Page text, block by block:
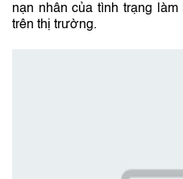
nạn nhân của tình trạng
trên thị trường.